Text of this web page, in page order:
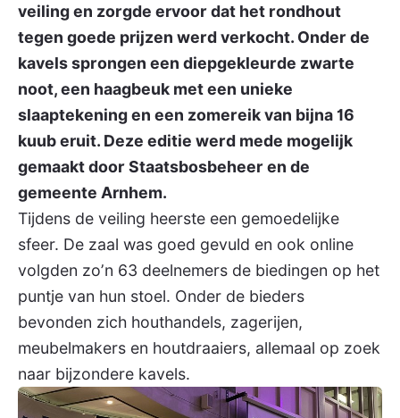
veiling en zorgde ervoor dat het rondhout
tegen goede prijzen werd verkocht. Onder de
kavels sprongen een diepgekleurde zwarte
noot, een haagbeuk met een unieke
slaaptekening en een zomereik van bijna 16
kuub eruit. Deze editie werd mede mogelijk
gemaakt door Staatsbosbeheer en de
gemeente Arnhem.
Tijdens de veiling heerste een gemoedelijke
sfeer. De zaal was goed gevuld en ook online
volgden zo’n 63 deelnemers de biedingen op het
puntje van hun stoel. Onder de bieders
bevonden zich houthandels, zagerijen,
meubelmakers en houtdraaiers, allemaal op zoek
naar bijzondere kavels.